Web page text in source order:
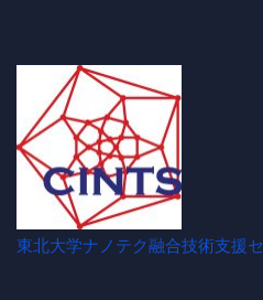
東北大学ナノテク融合技術支援